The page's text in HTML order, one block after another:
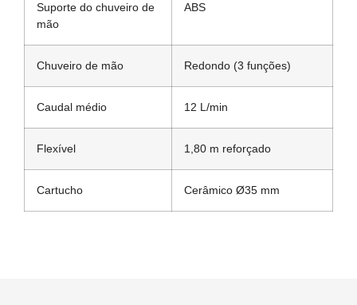
Suporte do chuveiro de
mão
ABS
Chuveiro de mão Redondo (3 funções)
Caudal médio 12 L/min
Flexível 1,80 m reforçado
Cartucho Cerâmico Ø35 mm